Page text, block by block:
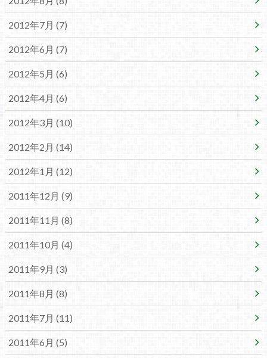
2012年7月 (7)
2012年6月 (7)
2012年5月 (6)
2012年4月 (6)
2012年3月 (10)
2012年2月 (14)
2012年1月 (12)
2011年12月 (9)
2011年11月 (8)
2011年10月 (4)
2011年9月 (3)
2011年8月 (8)
2011年7月 (11)
2011年6月 (5)